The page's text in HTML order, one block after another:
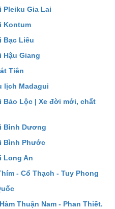
Pleiku Gia Lai
Kontum
Bạc Liêu
Hậu Giang
Tiên
lịch Madagui
Bảo Lộc | Xe đời mới, chất
Bình Dương
Bình Phước
Long An
- Cổ Thạch - Tuy Phong
Thuận Nam - Phan Thiết.